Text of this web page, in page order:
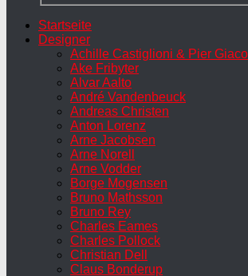
Startseite
Designer
Achille Castiglioni & Pier
Ake Fribyter
Alvar Aalto
André Vandenbeuck
Andreas Christen
Anton Lorenz
Arne Jacobsen
Arne Norell
Arne Vodder
Borge Mogensen
Bruno Mathsson
Bruno Rey
Charles Eames
Charles Pollock
Christian Dell
Claus Bonderup